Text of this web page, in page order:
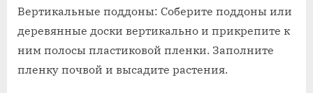
Вертикальные поддоны: Соберите поддоны или
деревянные доски вертикально и прикрепите к
ним полосы пластиковой пленки. Заполните
пленку почвой и высадите растения.